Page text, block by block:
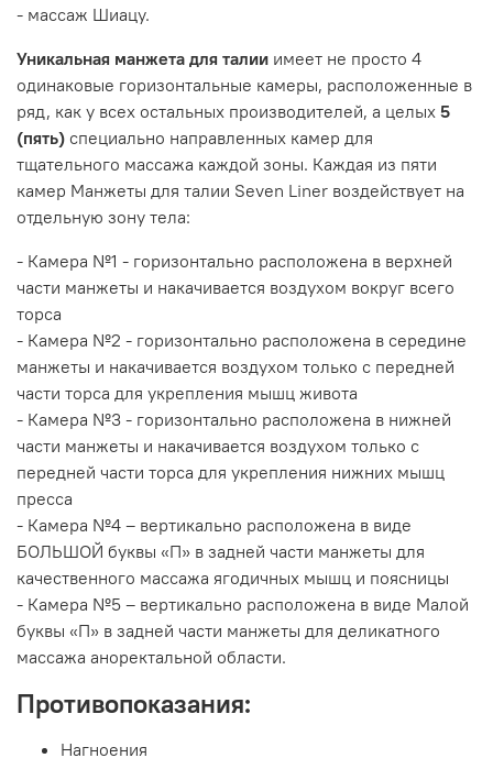
- массаж Шиацу.
Уникальная манжета для талии имеет не просто 4
одинаковые горизонтальные камеры, расположенные в
ряд, как у всех остальных производителей, а целых 5
(пять) специально направленных камер для
тщательного массажа каждой зоны. Каждая из пяти
камер Манжеты для талии Seven Liner воздействует на
отдельную зону тела:
- Камера №1 - горизонтально расположена в верхней
части манжеты и накачивается воздухом вокруг всего
торса
- Камера №2 - горизонтально расположена в середине
манжеты и накачивается воздухом только с передней
части торса для укрепления мышц живота
- Камера №3 - горизонтально расположена в нижней
части манжеты и накачивается воздухом только с
передней части торса для укрепления нижних мышц
пресса
- Камера №4 – вертикально расположена в виде
БОЛЬШОЙ буквы «П» в задней части манжеты для
качественного массажа ягодичных мышц и поясницы
- Камера №5 – вертикально расположена в виде Малой
буквы «П» в задней части манжеты для деликатного
массажа аноректальной области.
Противопоказания:
Нагноения